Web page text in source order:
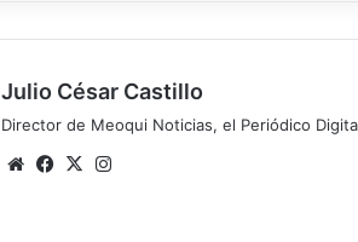
Julio César Castillo
Director de Meoqui Noticias, el Periódico
WebsiteFacebook
X